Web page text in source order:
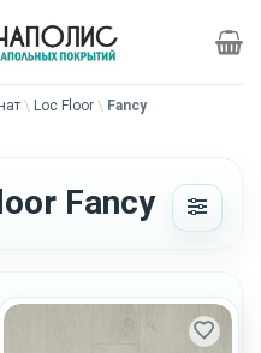
\ Loc Floor \ Fancy
Fancy